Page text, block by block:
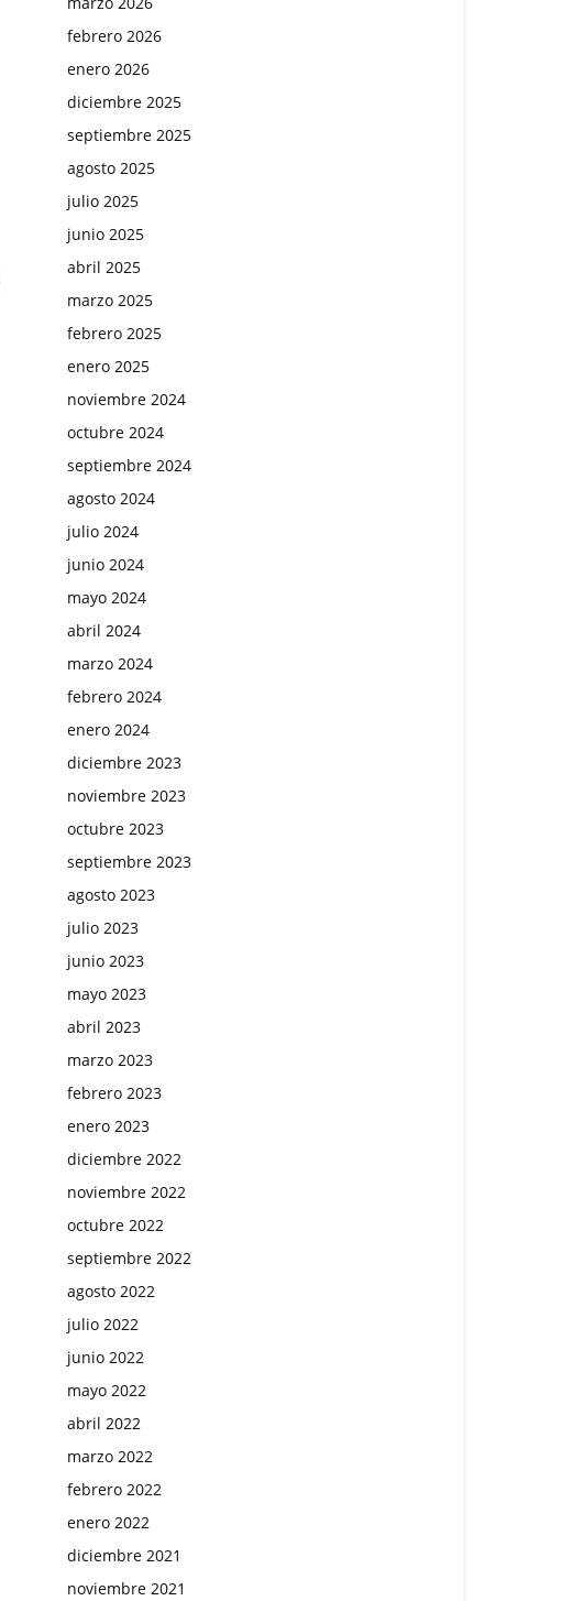
febrero 2026
enero 2026
diciembre 2025
septiembre 2025
agosto 2025
julio 2025
junio 2025
abril 2025
marzo 2025
febrero 2025
enero 2025
noviembre 2024
octubre 2024
septiembre 2024
agosto 2024
julio 2024
junio 2024
mayo 2024
abril 2024
marzo 2024
febrero 2024
enero 2024
diciembre 2023
noviembre 2023
octubre 2023
septiembre 2023
agosto 2023
julio 2023
junio 2023
mayo 2023
abril 2023
marzo 2023
febrero 2023
enero 2023
diciembre 2022
noviembre 2022
octubre 2022
septiembre 2022
agosto 2022
julio 2022
junio 2022
mayo 2022
abril 2022
marzo 2022
febrero 2022
enero 2022
diciembre 2021
noviembre 2021